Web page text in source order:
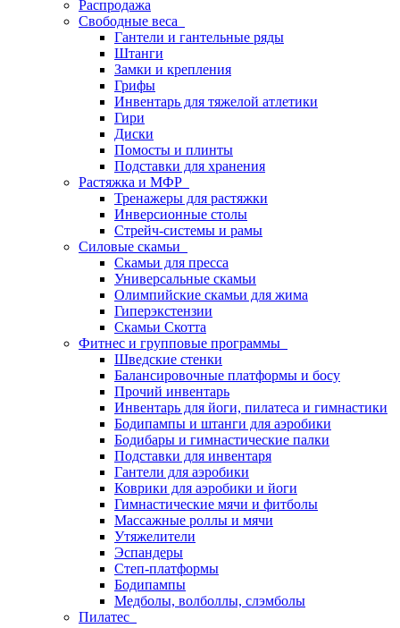
Распродажа
Свободные веса
Гантели и гантельные ряды
Штанги
Замки и крепления
Грифы
Инвентарь для тяжелой атлетики
Гири
Диски
Помосты и плинты
Подставки для хранения
Растяжка и МФР
Тренажеры для растяжки
Инверсионные столы
Стрейч-системы и рамы
Силовые скамьи
Скамьи для пресса
Универсальные скамьи
Олимпийские скамьи для жима
Гиперэкстензии
Скамьи Скотта
Фитнес и групповые программы
Шведские стенки
Балансировочные платформы и босу
Прочий инвентарь
Инвентарь для йоги, пилатеса и гимнастики
Бодипампы и штанги для аэробики
Бодибары и гимнастические палки
Подставки для инвентаря
Гантели для аэробики
Коврики для аэробики и йоги
Гимнастические мячи и фитболы
Массажные роллы и мячи
Утяжелители
Эспандеры
Степ-платформы
Бодипампы
Медболы, волболлы, слэмболы
Пилатес